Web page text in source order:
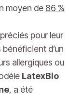
moyen de 86 %
pour leur
bénéficient d’un
allergiques ou
LatexBio
, a été